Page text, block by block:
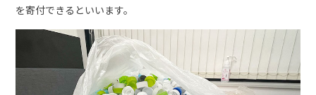
を寄付できるといいます。